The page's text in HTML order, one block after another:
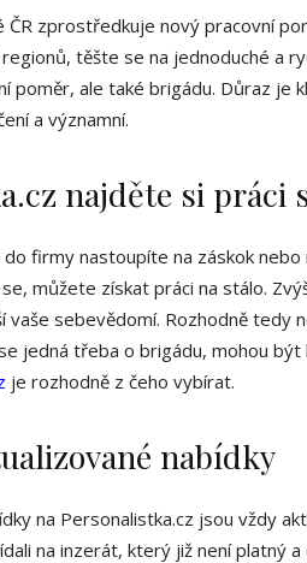
ČR zprostředkuje nový pracovní
těšte se na jednoduché a
poměr, ale také brigádu. Důraz je
a významní.
najděte si práci
firmy nastoupíte na záskok
můžete získat práci na stálo.
vaše sebevědomí. Rozhodně tedy
jedná třeba o brigádu, mohou být
je rozhodně z čeho vybírat.
nabídky
na Personalistka.cz jsou vždy
na inzerát, který již není platný